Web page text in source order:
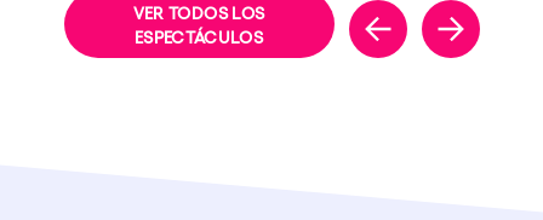
VER TODOS LOS
ESPECTÁCULOS